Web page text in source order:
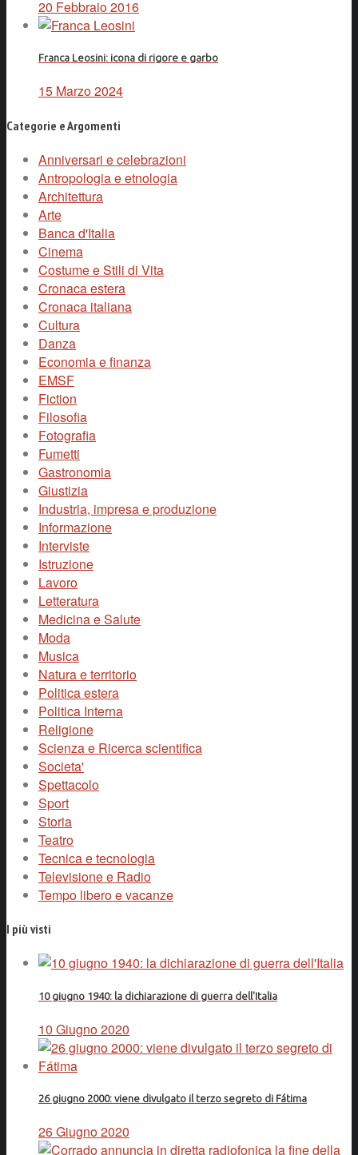
20 Febbraio 2016
Franca Leosini: icona di rigore e garbo
15 Marzo 2024
Categorie e Argomenti
Anniversari e celebrazioni
Antropologia e etnologia
Architettura
Arte
Banca d'Italia
Cinema
Costume e Stili di Vita
Cronaca estera
Cronaca italiana
Cultura
Danza
Economia e finanza
EMSF
Fiction
Filosofia
Fotografia
Fumetti
Gastronomia
Giustizia
Industria, impresa e produzione
Informazione
Interviste
Istruzione
Lavoro
Letteratura
Medicina e Salute
Moda
Musica
Natura e territorio
Politica estera
Politica Interna
Religione
Scienza e Ricerca scientifica
Societa'
Spettacolo
Sport
Storia
Teatro
Tecnica e tecnologia
Televisione e Radio
Tempo libero e vacanze
I più visti
10 giugno 1940: la dichiarazione di guerra dell'Italia
10 Giugno 2020
26 giugno 2000: viene divulgato il terzo segreto di Fátima
26 Giugno 2020